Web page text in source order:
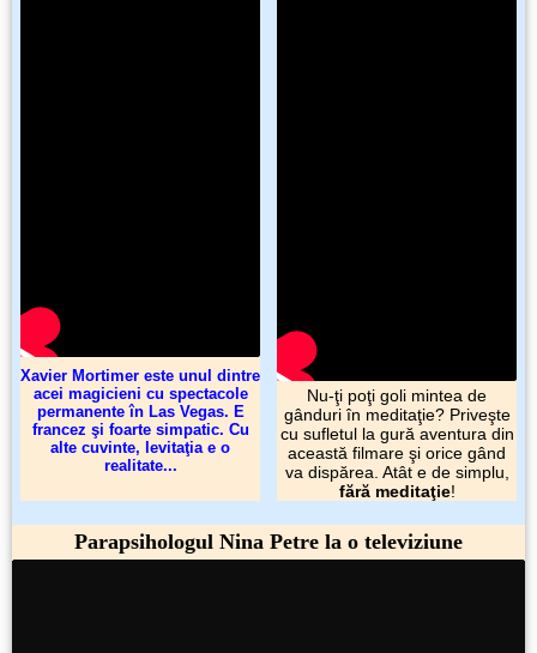
Xavier Mortimer este unul dintre
acei magicieni cu spectacole
permanente în Las Vegas. E
francez şi foarte simpatic. Cu
alte cuvinte, levitaţia e o
realitate...
Nu-ţi poţi goli mintea de
gânduri în meditaţie? Priveşte
cu sufletul la gură aventura din
această filmare şi orice gând
va dispărea. Atât e de simplu,
fără meditaţie!
Parapsihologul Nina Petre la o televiziune